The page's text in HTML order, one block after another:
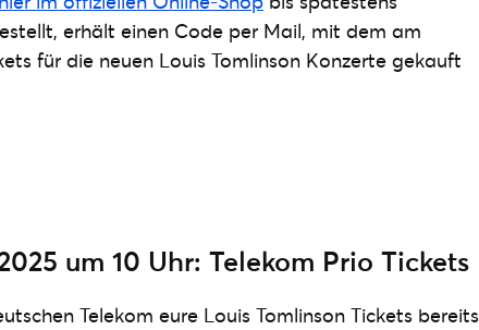
erhält einen Code per Mail, mit dem am
für die neuen Louis Tomlinson Konzerte gekauft
um 10 Uhr: Telekom Prio Tickets
Telekom eure Louis Tomlinson Tickets bereits